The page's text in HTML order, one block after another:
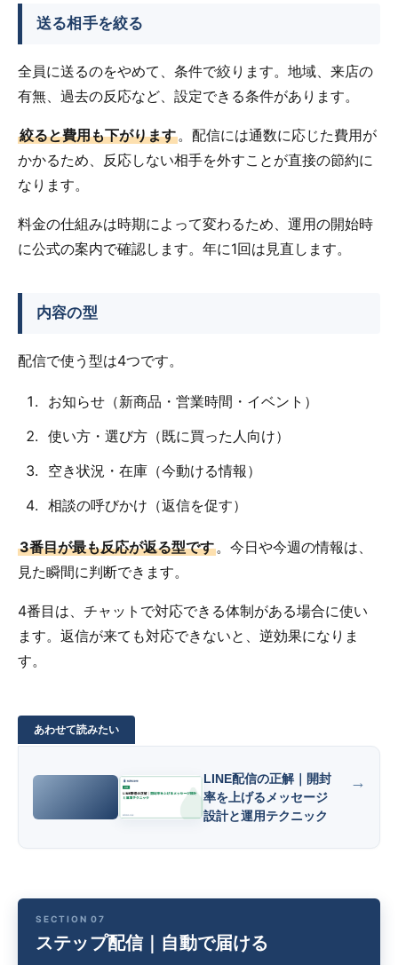
送る相手を絞る
全員に送るのをやめて、条件で絞ります。地域、来店の
有無、過去の反応など、設定できる条件があります。
絞ると費用も下がります 。配信には通数に応じた費用が
かかるため、反応しない相手を外すことが直接の節約に
なります。
料金の仕組みは時期によって変わるため、運用の開始時
に公式の案内で確認します。年に1回は見直します。
内容の型
配信で使う型は4つです。
お知らせ（新商品・営業時間・イベント）
使い方・選び方（既に買った人向け）
空き状況・在庫（今動ける情報）
相談の呼びかけ（返信を促す）
3番目が最も反応が返る型です 。今日や今週の情報は、
見た瞬間に判断できます。
4番目は、チャットで対応できる体制がある場合に使い
ます。返信が来ても対応できないと、逆効果になりま
す。
LINE配信の正解｜開封
率を上げるメッセージ
設計と運用テクニック
ステップ配信｜自動で届ける